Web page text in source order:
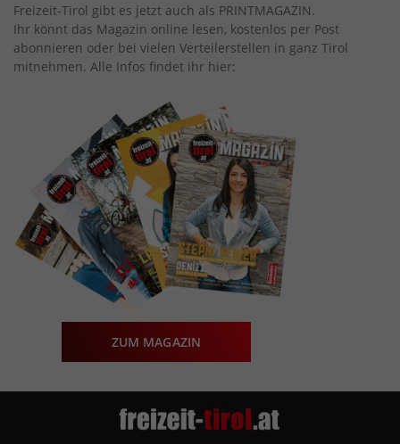
Freizeit-Tirol gibt es jetzt auch als PRINTMAGAZIN.
Ihr könnt das Magazin online lesen, kostenlos per Post
abonnieren oder bei vielen Verteilerstellen in ganz Tirol
mitnehmen. Alle Infos findet ihr hier:
ZUM MAGAZIN